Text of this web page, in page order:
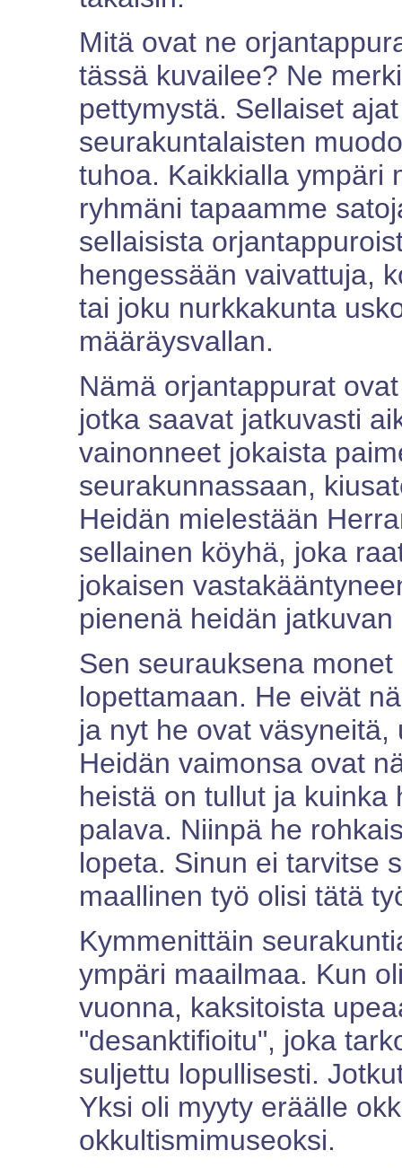
Mitä ovat ne
tässä kuvailee? Ne
pettymystä. Sellaiset
seurakuntalaisten
tuhoa. Kaikkialla ympäri
ryhmäni tapaamme
sellaisista
hengessään vaivattuja,
tai joku nurkkakunta
määräysvallan.
Nämä orjantappurat
jotka saavat jatkuvasti
vainonneet jokaista
seurakunnassaan,
Heidän mielestään
sellainen köyhä, joka
jokaisen
pienenä heidän
Sen seurauksena
lopettamaan. He eivät
ja nyt he ovat
Heidän vaimonsa ovat
heistä on tullut ja
palava. Niinpä he
lopeta. Sinun ei tarvitse
maallinen työ olisi tätä
Kymmenittäin
ympäri maailmaa. Kun
vuonna, kaksitoista
"desanktifioitu", joka
suljettu lopullisesti.
Yksi oli myyty eräälle
okkultismimuseoksi.